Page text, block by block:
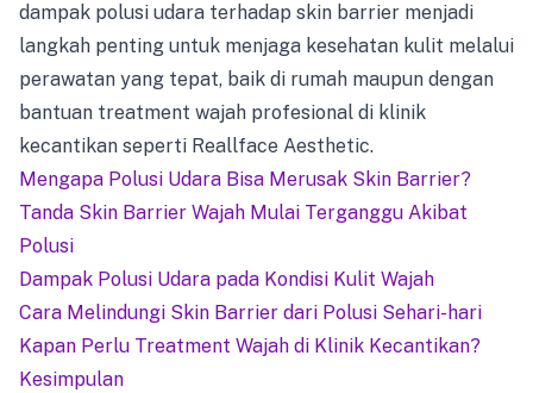
dampak polusi udara terhadap skin barrier menjadi
langkah penting untuk menjaga kesehatan kulit melalui
perawatan yang tepat, baik di rumah maupun dengan
bantuan treatment wajah profesional di klinik
kecantikan seperti Reallface Aesthetic.
Mengapa Polusi Udara Bisa Merusak Skin Barrier?
Tanda Skin Barrier Wajah Mulai Terganggu Akibat
Polusi
Dampak Polusi Udara pada Kondisi Kulit Wajah
Cara Melindungi Skin Barrier dari Polusi Sehari-hari
Kapan Perlu Treatment Wajah di Klinik Kecantikan?
Kesimpulan